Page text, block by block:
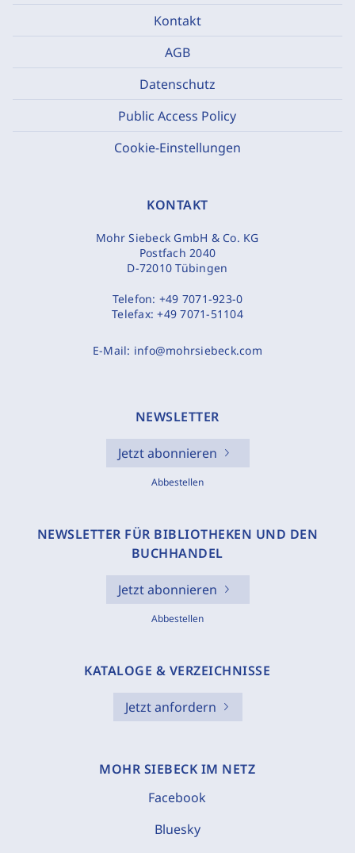
Kontakt
AGB
Datenschutz
Public Access Policy
Cookie-Einstellungen
KONTAKT
Mohr Siebeck GmbH & Co. KG
Postfach 2040
D-72010 Tübingen
Telefon: +49 7071-923-0
Telefax:+49 7071-51104
E-Mail: info@mohrsiebeck.com
NEWSLETTER
Jetzt abonnieren
Abbestellen
NEWSLETTER FÜR BIBLIOTHEKEN UND DEN
BUCHHANDEL
Jetzt abonnieren
Abbestellen
KATALOGE & VERZEICHNISSE
Jetzt anfordern
MOHR SIEBECK IM NETZ
Facebook
Bluesky